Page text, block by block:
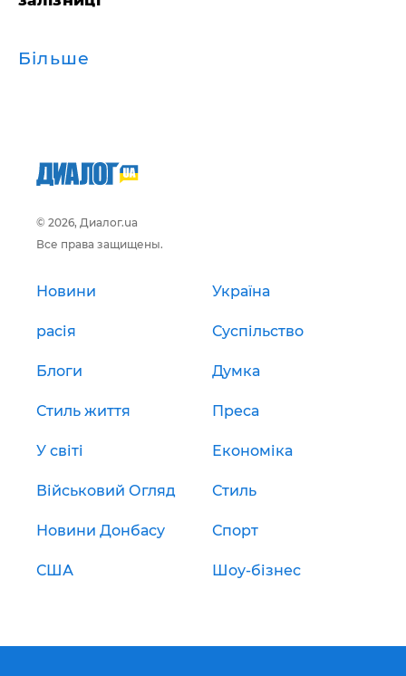
Більше
© 2026, Диалог.ua
Все права защищены.
Новини Україна
расія Суспільство
Блоги Думка
Стиль життя Преса
У світі Економіка
Військовий Огляд Стиль
Новини Донбасу Спорт
США Шоу-бізнес